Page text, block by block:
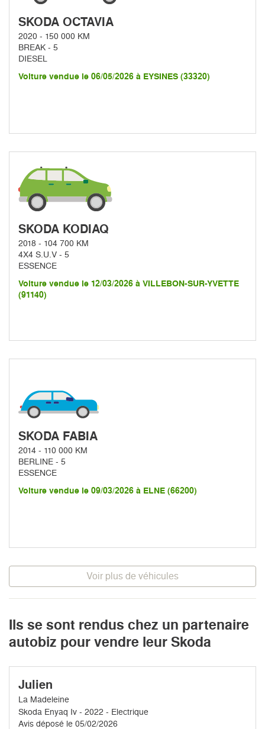
SKODA OCTAVIA
2020 - 150 000 KM
BREAK - 5
DIESEL
Voiture vendue le 06/05/2026 à EYSINES (33320)
SKODA KODIAQ
2018 - 104 700 KM
4X4 S.U.V - 5
ESSENCE
Voiture vendue le 12/03/2026 à VILLEBON-SUR-YVETTE
(91140)
SKODA FABIA
2014 - 110 000 KM
BERLINE - 5
ESSENCE
Voiture vendue le 09/03/2026 à ELNE (66200)
Voir plus de véhicules
Ils se sont rendus chez un partenaire
autobiz pour vendre leur Skoda
Julien
La Madeleine
Skoda Enyaq Iv - 2022 - Electrique
Avis déposé le 05/02/2026